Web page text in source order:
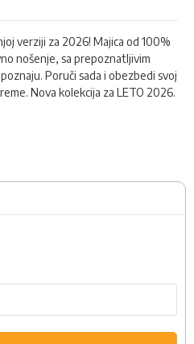
verziji za 2026! Majica od 100%
nošenje, sa prepoznatljivim
Poruči sada i obezbedi svoj
Nova kolekcija za LETO 2026.